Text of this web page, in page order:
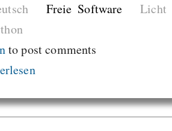
Freie Software
Licht
to post comments